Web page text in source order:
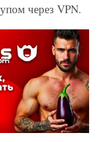
через VPN.